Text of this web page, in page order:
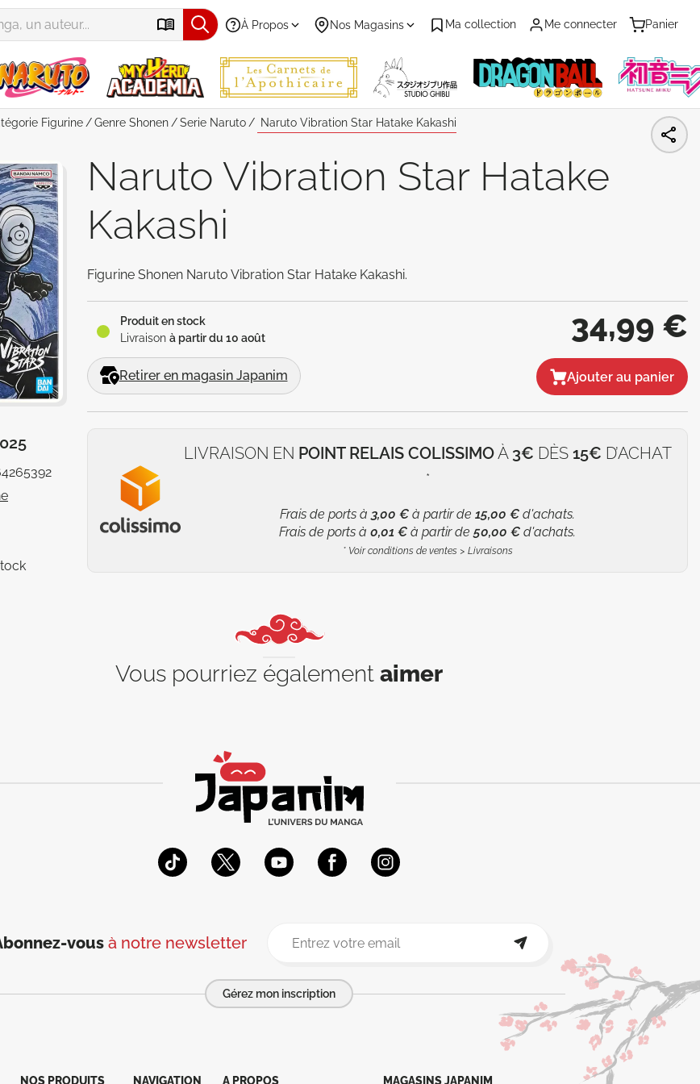
À Propos Nos Magasins Ma collection Me connecter Panier
Figurine Genre Shonen Serie Naruto Naruto Vibration Star Hatake Kakashi
Naruto Vibration Star Hatake
Kakashi
Figurine Shonen Naruto Vibration Star Hatake Kakashi.
Produit en stock
Livraison à partir du 10 août
Retirer en magasin Japanim
34,99 €
Ajouter au panier
LIVRAISON EN POINT RELAIS COLISSIMOÀ 3€ DÈS 15€ D’ACHAT
*
Frais de ports à3,00 € à partir de15,00 € d'achats.
Frais de ports à0,01 € à partir de50,00 € d'achats.
* Voir conditions de ventes > Livraisons
Vous pourriez également aimer
vous à notre newsletter
Gérez mon inscription
NOS PRODUITS NAVIGATION A PROPOS MAGASINS JAPANIM